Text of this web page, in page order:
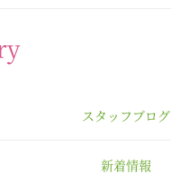
スタッフブログ
新着情報